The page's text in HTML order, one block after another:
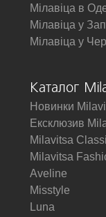
Мілавіца в
Мілавіца у
Мілавіца у
Каталог
Новинки
Ексклюзив
Milavitsa
Milavitsa
Aveline
Misstyle
Luna